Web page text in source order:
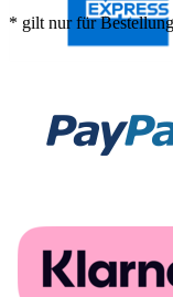
* gilt nur für